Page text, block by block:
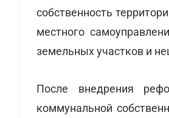
собственность
местного
земельных участков и
После внедрения
коммунальной